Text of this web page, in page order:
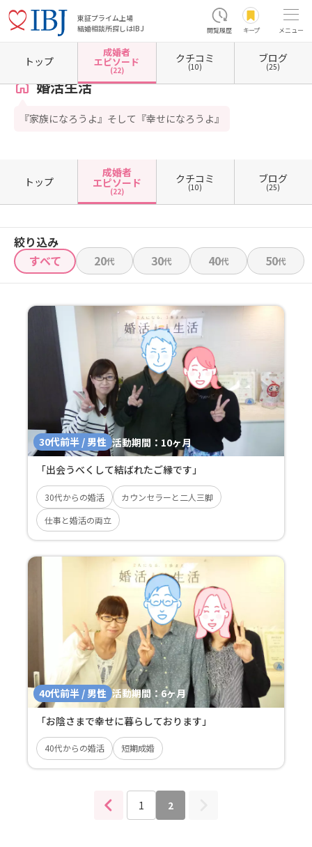
東証プライム上場
結婚相談所探しはIBJ
閲覧履歴 キープ メニュー
ホーム 千葉県の結婚相談所 千葉県八千代市 婚活生活 成婚者エピソード一覧
婚活生活
『家族になろうよ』そして『幸せになろうよ』
トップ
成婚者
エピソード
(22)
クチコミ
(10)
ブログ
(25)
トップ
成婚者
エピソード
(22)
クチコミ
(10)
ブログ
(25)
絞り込み
すべて
20代 30代 40代 50代
30代前半 / 男性 活動期間： 10ヶ月
「出会うべくして結ばれたご縁です」
30代からの婚活
カウンセラーと二人三脚
仕事と婚活の両立
40代前半 / 男性 活動期間：6ヶ月
「お陰さまで幸せに暮らしております」
40代からの婚活 短期成婚
1 2